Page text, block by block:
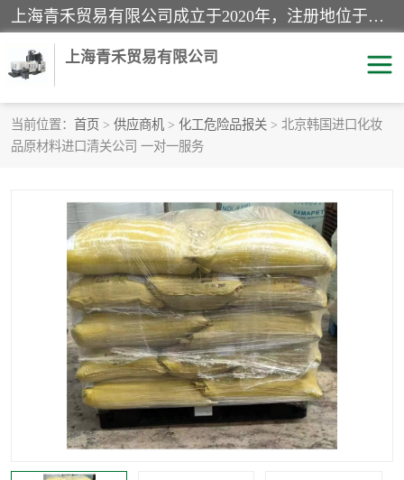
上海青禾贸易有限公司成立于2020年，注册地位于上海市宝山区。经营范围包括：机械设备、五金制品、劳防用品、电子产品、塑胶制品、家具、模具、纺织品、仪器仪表、建筑材料、装饰材料、化工产品、金属制品、机车配件等货物进出口报关、清关服务。
上海青禾贸易有限公司
当前位置： 首页 > 供应商机 > 化工危险品报关 > 北京韩国进口化妆
品原材料进口清关公司 一对一服务
酒类饮料报关
进口退运报关 服装进口清关
快递清关 进口杂货清关
家用电器报关 机床进口清关
国际灯具清关